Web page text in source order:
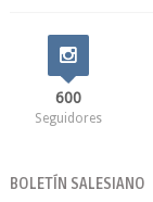
600
Seguidores
BOLETÍN SALESIANO